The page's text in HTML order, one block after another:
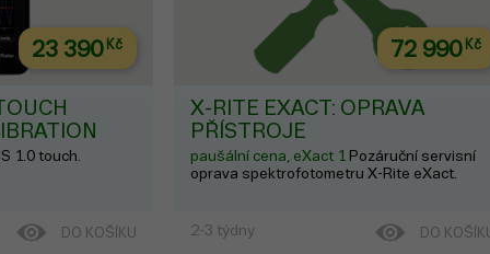
23 390Kč
1.0 touch.
DO KOŠÍKU
72 990Kč
X-RITE EXACT: OPRAVA
PŘÍSTROJE
paušální cena, eXact 1 Pozáruční servisní
oprava spektrofotometru X-Rite eXact.
2-3 týdny DO KOŠÍKU